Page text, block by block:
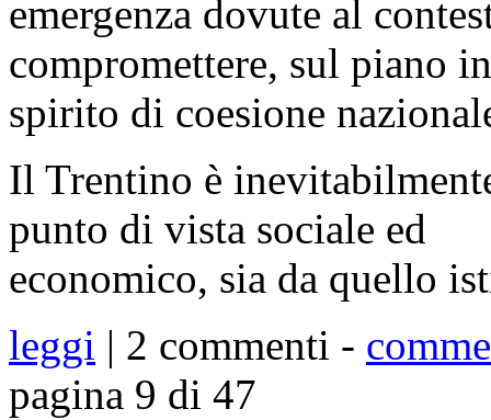
emergenza dovute al
compromettere, sul piano
spirito di coesione
Il Trentino è
punto di vista sociale ed
economico, sia da quello
leggi | 2 commenti -
pagina 9 di 47